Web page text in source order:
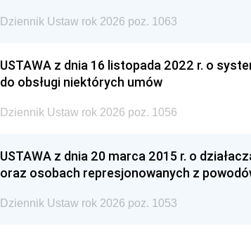
Dziennik Ustaw rok 2026 poz. 1063
USTAWA z dnia 16 listopada 2022 r. o
do obsługi niektórych umów
Dziennik Ustaw rok 2026 poz. 1056
USTAWA z dnia 20 marca 2015 r. o
oraz osobach represjonowanych z
Dziennik Ustaw rok 2026 poz. 1053